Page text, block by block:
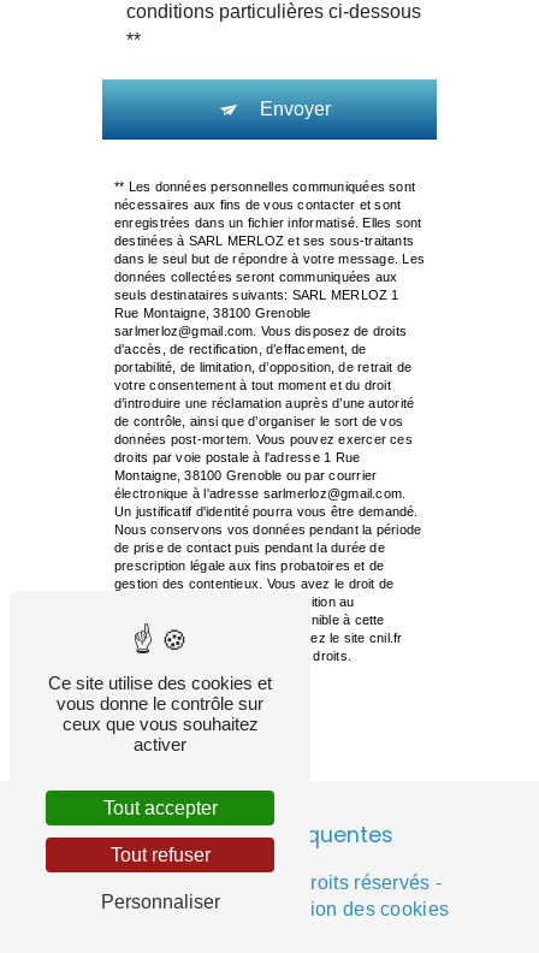
conditions particulières ci-dessous
**
Envoyer
** Les données personnelles communiquées sont
nécessaires aux fins de vous contacter et sont
enregistrées dans un fichier informatisé. Elles sont
destinées à SARL MERLOZ et ses sous-traitants
dans le seul but de répondre à votre message. Les
données collectées seront communiquées aux
seuls destinataires suivants: SARL MERLOZ 1
Rue Montaigne, 38100 Grenoble
sarlmerloz@gmail.com. Vous disposez de droits
d’accès, de rectification, d’effacement, de
portabilité, de limitation, d’opposition, de retrait de
votre consentement à tout moment et du droit
d’introduire une réclamation auprès d’une autorité
de contrôle, ainsi que d’organiser le sort de vos
données post-mortem. Vous pouvez exercer ces
droits par voie postale à l'adresse 1 Rue
Montaigne, 38100 Grenoble ou par courrier
électronique à l'adresse sarlmerloz@gmail.com.
Un justificatif d'identité pourra vous être demandé.
Nous conservons vos données pendant la période
de prise de contact puis pendant la durée de
prescription légale aux fins probatoires et de
gestion des contentieux. Vous avez le droit de
vous inscrire sur la liste d'opposition au
démarchage téléphonique, disponible à cette
adresse:Bloctel.gouv.fr
. Consultez le site cnil.fr
pour plus d’informations sur vos droits.
Recherches fréquentes
- 2026 - Tous droits réservés -
Mentions légales
Gestion des cookies
Ce site utilise des cookies et
vous donne le contrôle sur
ceux que vous souhaitez
activer
Tout accepter
Tout refuser
Personnaliser